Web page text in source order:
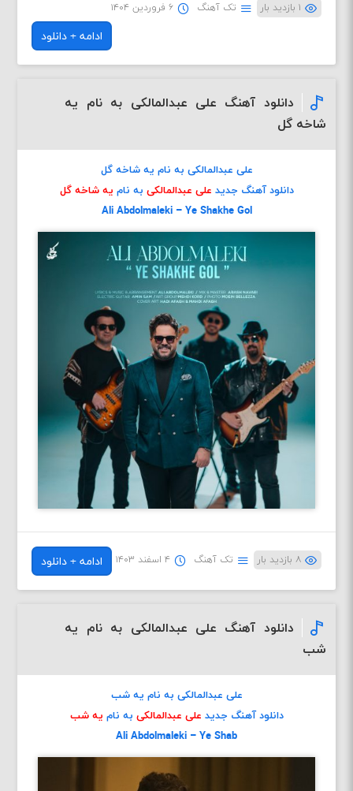
۱ بازدید بار تک آهنگ ۶ فروردین ۱۴۰۴
ادامه + دانلود
دانلود آهنگ علی عبدالمالکی به نام یه
شاخه گل
علی عبدالمالکی به نام یه شاخه گل
دانلود آهنگ جدید علی عبدالمالکی به نام یه شاخه گل
Ali Abdolmaleki – Ye Shakhe Gol
۸ بازدید بار تک آهنگ ۴ اسفند ۱۴۰۳ ادامه + دانلود
دانلود آهنگ علی عبدالمالکی به نام یه
شب
علی عبدالمالکی به نام یه شب
دانلود آهنگ جدید علی عبدالمالکی به نام یه شب
Ali Abdolmaleki – Ye Shab